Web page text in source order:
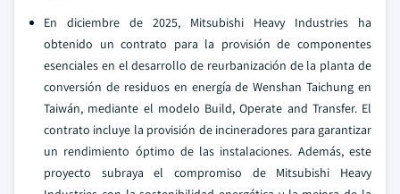
En diciembre de 2025, Mitsubishi Heavy Industries ha
obtenido un contrato para la provisión de componentes
esenciales en el desarrollo de reurbanización de la planta de
conversión de residuos en energía de Wenshan Taichung en
Taiwán, mediante el modelo Build, Operate and Transfer. El
contrato incluye la provisión de incineradores para garantizar
un rendimiento óptimo de las instalaciones. Además, este
proyecto subraya el compromiso de Mitsubishi Heavy